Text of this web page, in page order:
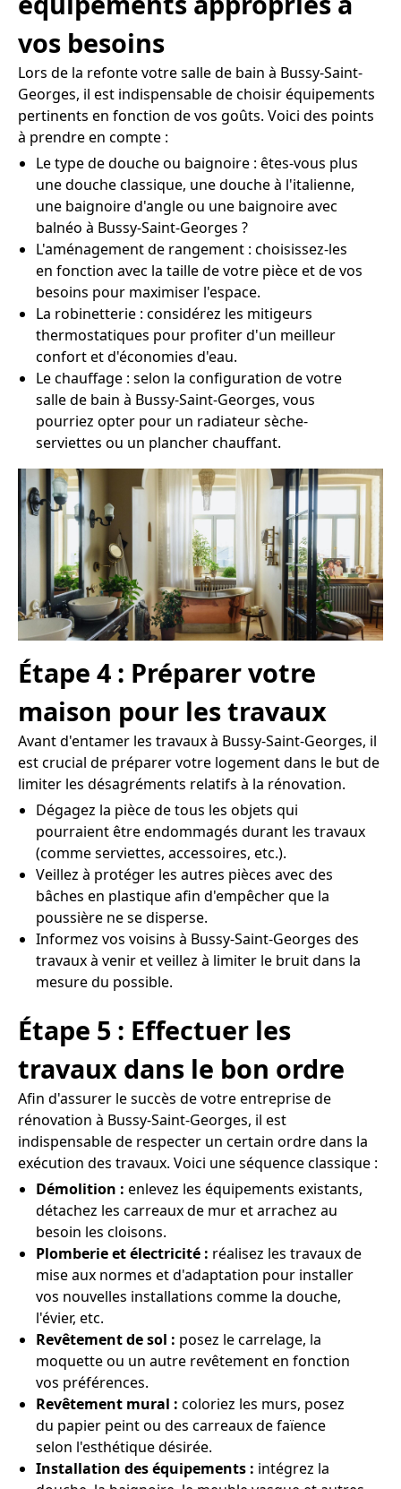
vos besoins
Lors de la refonte votre salle de bain à Bussy-Saint-
Georges, il est indispensable de choisir équipements
pertinents en fonction de vos goûts. Voici des points
à prendre en compte :
Le type de douche ou baignoire : êtes-vous plus
une douche classique, une douche à l'italienne,
une baignoire d'angle ou une baignoire avec
balnéo à Bussy-Saint-Georges ?
L'aménagement de rangement : choisissez-les
en fonction avec la taille de votre pièce et de vos
besoins pour maximiser l'espace.
La robinetterie : considérez les mitigeurs
thermostatiques pour profiter d'un meilleur
confort et d'économies d'eau.
Le chauffage : selon la configuration de votre
salle de bain à Bussy-Saint-Georges, vous
pourriez opter pour un radiateur sèche-
serviettes ou un plancher chauffant.
Étape 4 : Préparer votre
maison pour les travaux
Avant d'entamer les travaux à Bussy-Saint-Georges, il
est crucial de préparer votre logement dans le but de
limiter les désagréments relatifs à la rénovation.
Dégagez la pièce de tous les objets qui
pourraient être endommagés durant les travaux
(comme serviettes, accessoires, etc.).
Veillez à protéger les autres pièces avec des
bâches en plastique afin d'empêcher que la
poussière ne se disperse.
Informez vos voisins à Bussy-Saint-Georges des
travaux à venir et veillez à limiter le bruit dans la
mesure du possible.
Étape 5 : Effectuer les
travaux dans le bon ordre
Afin d'assurer le succès de votre entreprise de
rénovation à Bussy-Saint-Georges, il est
indispensable de respecter un certain ordre dans la
exécution des travaux. Voici une séquence classique :
Démolition : enlevez les équipements existants,
détachez les carreaux de mur et arrachez au
besoin les cloisons.
Plomberie et électricité : réalisez les travaux de
mise aux normes et d'adaptation pour installer
vos nouvelles installations comme la douche,
l'évier, etc.
Revêtement de sol : posez le carrelage, la
moquette ou un autre revêtement en fonction
vos préférences.
Revêtement mural : coloriez les murs, posez
du papier peint ou des carreaux de faïence
selon l'esthétique désirée.
Installation des équipements : intégrez la